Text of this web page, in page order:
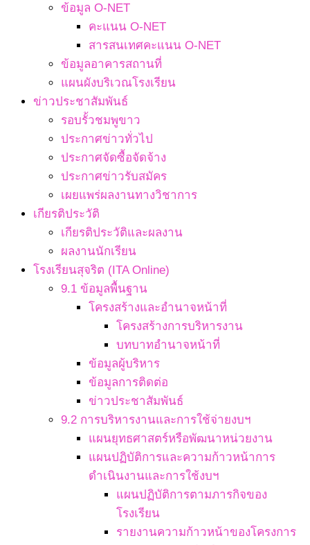
ข้อมูล O-NET
คะแนน O-NET
สารสนเทศคะแนน O-NET
ข้อมูลอาคารสถานที่
แผนผังบริเวณโรงเรียน
ข่าวประชาสัมพันธ์
รอบรั้วชมพูขาว
ประกาศข่าวทั่วไป
ประกาศจัดซื้อจัดจ้าง
ประกาศข่าวรับสมัคร
เผยแพร่ผลงานทางวิชาการ
เกียรติประวัติ
เกียรติประวัติและผลงาน
ผลงานนักเรียน
โรงเรียนสุจริต (ITA Online)
9.1 ข้อมูลพื้นฐาน
โครงสร้างและอำนาจหน้าที่
โครงสร้างการบริหารงาน
บทบาทอำนาจหน้าที่
ข้อมูลผู้บริหาร
ข้อมูลการติดต่อ
ข่าวประชาสัมพันธ์
9.2 การบริหารงานและการใช้จ่ายงบฯ
แผนยุทธศาสตร์หรือพัฒนาหน่วยงาน
แผนปฏิบัติการและความก้าวหน้าการ
ดำเนินงานและการใช้งบฯ
แผนปฏิบัติการตามภารกิจของ
โรงเรียน
รายงานความก้าวหน้าของโครงการ